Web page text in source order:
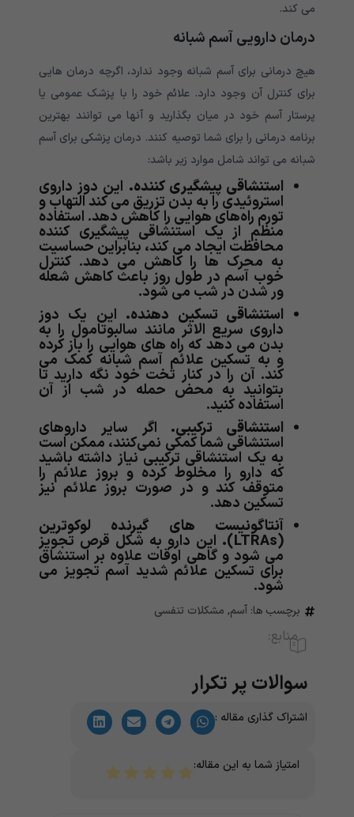
می کند.
درمان دارویی آسم شبانه
هیچ درمانی برای آسم شبانه وجود ندارد، اگرچه درمان هایی
برای کنترل آن وجود دارد. علائم خود را با پزشک عمومی یا
پرستار آسم خود در میان بگذارید و آنها می توانند بهترین
برنامه درمانی را برای شما توصیه کنند. درمان پزشکی برای آسم
شبانه می تواند شامل موارد زیر باشد:
استنشاقی پیشگیری کننده. این دوز داروی
استروئیدی را به بدن تزریق می کند التهاب و
تورم راه‌های هوایی را کاهش دهد. استفاده
منظم از یک استنشاقی پیشگیری کننده
محافظت ایجاد می کند، بنابراین حساسیت
به محرک ها را کاهش می دهد. کنترل
خوب آسم در طول روز باعث کاهش شعله
ور شدن در شب می شود.
استنشاقی تسکین دهنده. این یک دوز
داروی سریع الاثر مانند سالبوتامول را به
بدن می دهد که راه های هوایی را باز کرده
و به تسکین علائم آسم شبانه کمک می
کند. آن را در کنار تخت خود نگه دارید تا
بتوانید به محض حمله در شب از آن
استفاده کنید.
استنشاقی ترکیبی. اگر سایر داروهای
استنشاقی شما کمکی نمی‌کنند، ممکن است
به یک استنشاقی ترکیبی نیاز داشته باشید
که دارو را مخلوط کرده و بروز علائم را
متوقف کند و در صورت بروز علائم نیز
تسکین دهد.
آنتاگونیست های گیرنده لوکوترین
(LTRAs). این دارو به شکل قرص تجویز
می شود و گاهی اوقات علاوه بر استنشاق
برای تسکین علائم شدید آسم تجویز می
شود.
برچسب ها: آسم, مشکلات تنفسی
منابع:
سوالات پر تکرار
اشتراک گذاری مقاله :
امتیاز شما به این مقاله: